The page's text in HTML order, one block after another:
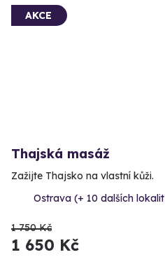
AKCE
Thajská masáž
Zažijte Thajsko na vlastní kůži.
Ostrava (+ 10 dalších
1 750 Kč
1 650 Kč